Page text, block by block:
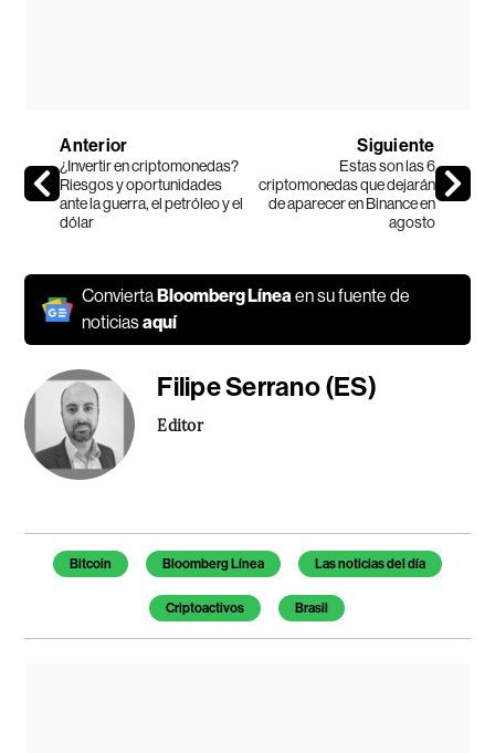
Anterior
¿Invertir en criptomonedas?
Riesgos y oportunidades
ante la guerra, el petróleo y el
dólar
Siguiente
Estas son las 6
criptomonedas que dejarán
de aparecer en Binance en
agosto
ConviertaBloomberg Líneaen su fuente de
noticiasaquí
Filipe Serrano (ES)
Editor
Temas de este artículo
Bitcoin Bloomberg Línea Las noticias del día
Criptoactivos Brasil